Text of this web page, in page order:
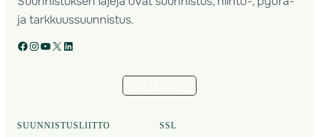
ja tarkkuussuunnistus.
Facebook Instagram YouTube X LinkedIn
SUUNNISTUSLIITTO SSL